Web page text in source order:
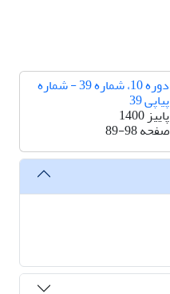
دوره 10، شماره 39 - شماره
پیاپی 39
پاییز 1400
صفحه89-98